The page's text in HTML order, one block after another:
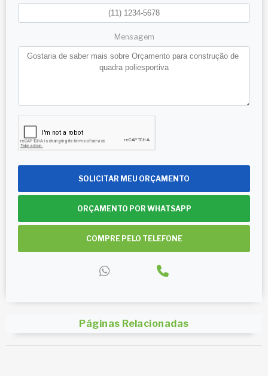
Mensagem
SOLICITAR MEU ORÇAMENTO
ORÇAMENTO POR WHATSAPP
COMPRE PELO TELEFONE
Páginas Relacionadas